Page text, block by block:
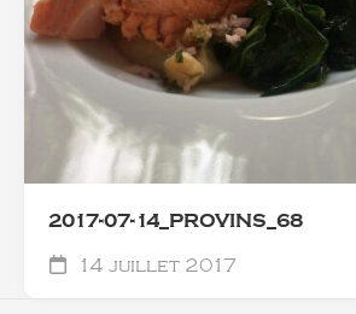
2017-07-14_PROVINS_68
14 juillet 2017